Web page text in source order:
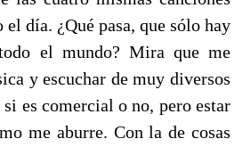
día. ¿Qué pasa, que sólo hay
el mundo? Mira que me
y escuchar de muy diversos
es comercial o no, pero estar
me aburre. Con la de cosas